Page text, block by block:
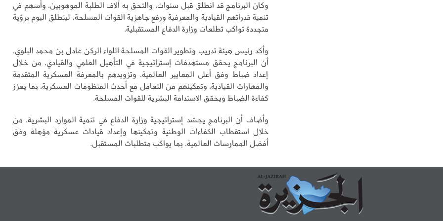
وكان البرنامج قد انطلق قبل سنوات، والتحق به آلاف الطلبة الموهوبين، وأسهم في
تنمية قدراتهم القيادية والمعرفية ورفع جاهزية القوات المسلحة، لينطلق اليوم برؤية
متجددة تواكب تطلعات وزارة الدفاع المستقبلية.
وأكد رئيس هيئة تدريب وتطوير القوات المسلحة اللواء الركن عادل بن محمد البلوي،
أن البرنامج يحقق مستهدفات إستراتيجية في التأهيل العلمي والقيادي، من خلال
إعداد ضباط وفق أعلى المعايير العالمية، وتزويدهم بالمعرفة العسكرية المتقدمة
والمهارات القيادية، وتمكينهم من التعامل مع أحدث المنظومات العسكرية، بما يعزز
كفاءة الضباط ويحقق الاستدامة البشرية للقوات المسلحة.
وأضاف أن البرنامج يجسّد إستراتيجية وزارة الدفاع في تنمية الموارد البشرية، من
خلال استقطاب الكفاءات الوطنية وتمكينها وإعداد قيادات عسكرية مؤهلة وفق
أفضل الممارسات العالمية، بما يواكب متطلبات المستقبل.